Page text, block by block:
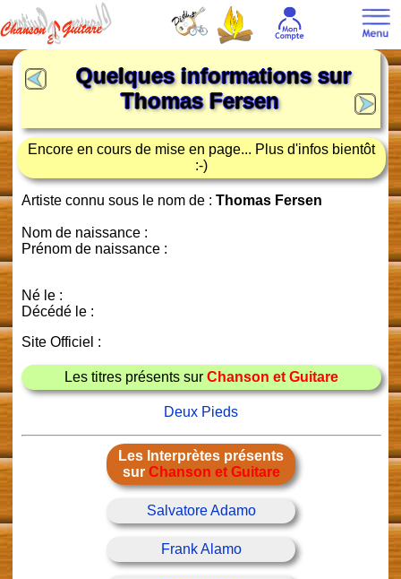
Quelques informations sur
Thomas Fersen
Encore en cours de mise en page... Plus d'infos bientôt
:-)
Artiste connu sous le nom de : Thomas Fersen
Nom de naissance :
Prénom de naissance :
Né le :
Décédé le :
Site Officiel :
Les titres présents sur Chanson et Guitare
Deux Pieds
Les Interprètes présents
sur Chanson et Guitare
Salvatore Adamo
Frank Alamo